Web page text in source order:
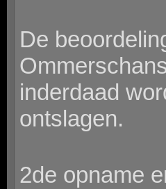
De
inderdaad
ontslagen.
2de opname